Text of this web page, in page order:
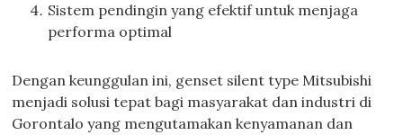
Sistem pendingin yang efektif untuk menjaga
performa optimal
Dengan keunggulan ini, genset silent type Mitsubishi
menjadi solusi tepat bagi masyarakat dan industri di
Gorontalo yang mengutamakan kenyamanan dan